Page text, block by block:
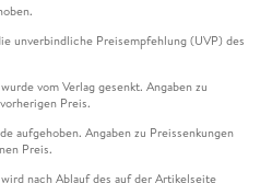
unverbindliche Preisempfehlung (UVP) des
vom Verlag gesenkt. Angaben zu
Preis.
aufgehoben. Angaben zu Preissenkungen
Preis.
nach Ablauf des auf der Artikelseite